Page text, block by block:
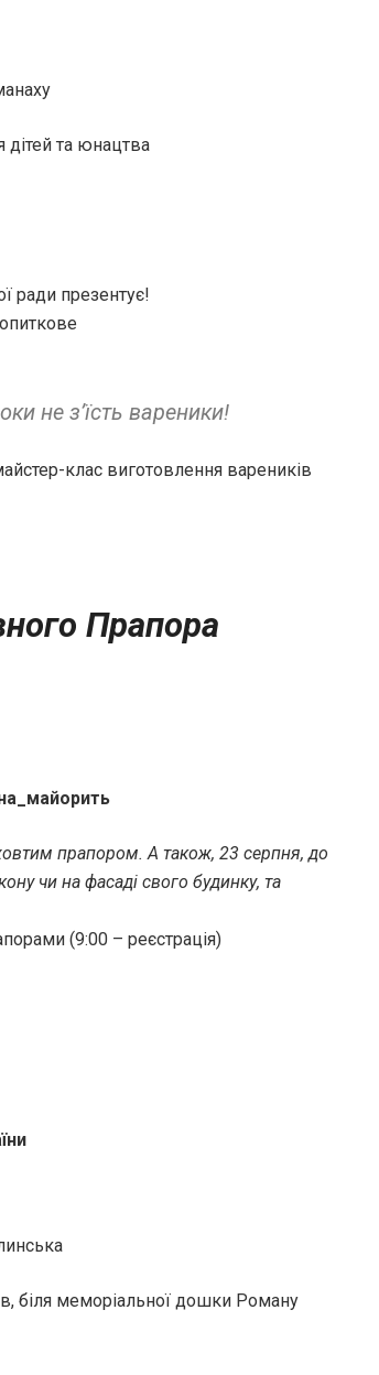
дітей та юнацтва
ради презентує!
не з’їсть вареники!
клас виготовлення вареників
Прапора
прапором. А також, 23 серпня, до
чи на фасаді свого будинку, та
(9:00 – реєстрація)
біля меморіальної дошки Роману